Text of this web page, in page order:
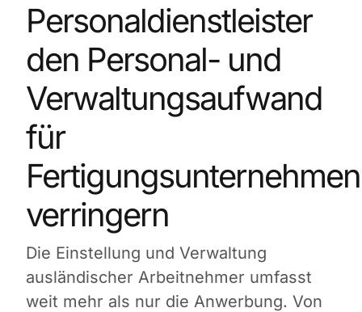
Personaldienstleister
den Personal- und
Verwaltungsaufwand
für
Fertigungsunternehmen
verringern
Die Einstellung und Verwaltung
ausländischer Arbeitnehmer umfasst
weit mehr als nur die Anwerbung. Von